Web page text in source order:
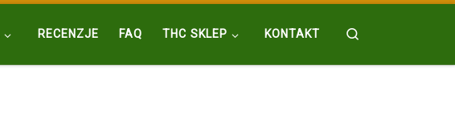
RECENZJE FAQ THC SKLEP KONTAKT